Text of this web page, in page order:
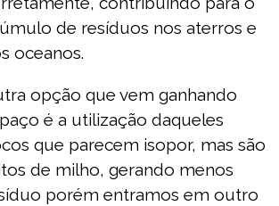
de resíduos nos aterros e
oceanos.
opção que vem ganhando
é a utilização daqueles
que parecem isopor, mas são
de milho, gerando menos
porém entramos em outro